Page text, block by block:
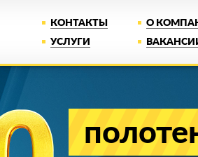
КОНТАКТЫ
О
УСЛУГИ